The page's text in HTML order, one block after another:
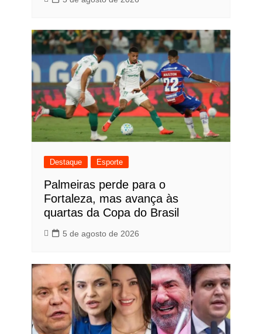
Destaque Esporte
Palmeiras perde para o
Fortaleza, mas avança às
quartas da Copa do Brasil
5 de agosto de 2026